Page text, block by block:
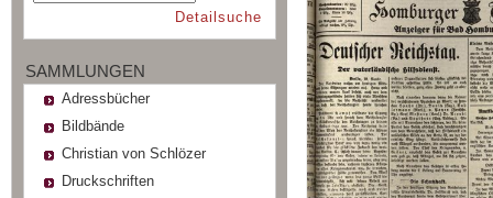
Detailsuche
SAMMLUNGEN
Adressbücher
Bildbände
Christian von Schlözer
Druckschriften